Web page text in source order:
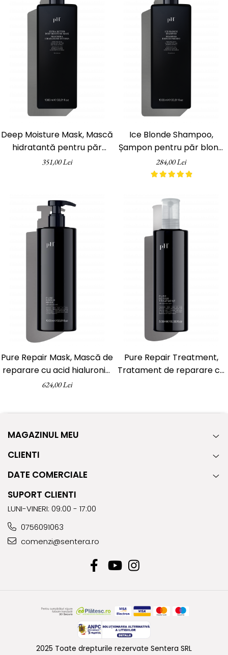
Deep Moisture Mask, Mască
hidratantă pentru păr
uscat, pH Laboratories, 1000
351,00 Lei
Ice Blonde Shampoo,
Șampon pentru păr blond
platinat, pH Laboratories,
1000 ml
284,00 Lei
Pure Repair Mask, Mască de
reparare cu acid hialuronic,
pH Laboratories, 1000 ml
624,00 Lei
Pure Repair Treatment,
Tratament de reparare cu
MAGAZINUL MEU
CLIENTI
DATE COMERCIALE
SUPORT CLIENTI
LUNI-VINERI: 09:00 - 17:00
0756091063
comenzi@sentera.ro
2025 Toate drepturile rezervate Sentera SRL